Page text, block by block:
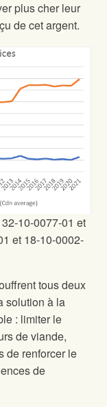
plus cher leur
de cet argent.
10-0077-01 et
et 18-10-0002-
tous deux
solution à la
: limiter le
de viande,
de renforcer le
de